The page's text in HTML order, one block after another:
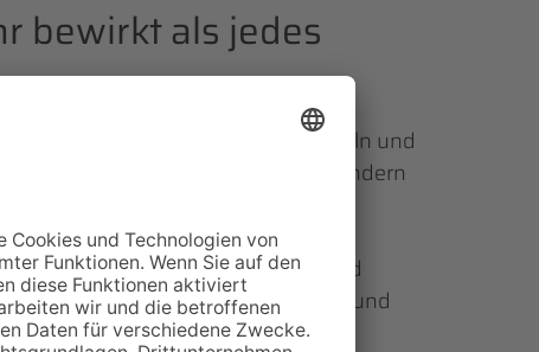
bewirkt als jedes
zwischen dem eigenen Handeln und
und Klimaschutz nicht abstrakt, sondern
für ökologische
im Team.
Nachhaltigkeit und
verbindet. Ein Beitrag, der intern und